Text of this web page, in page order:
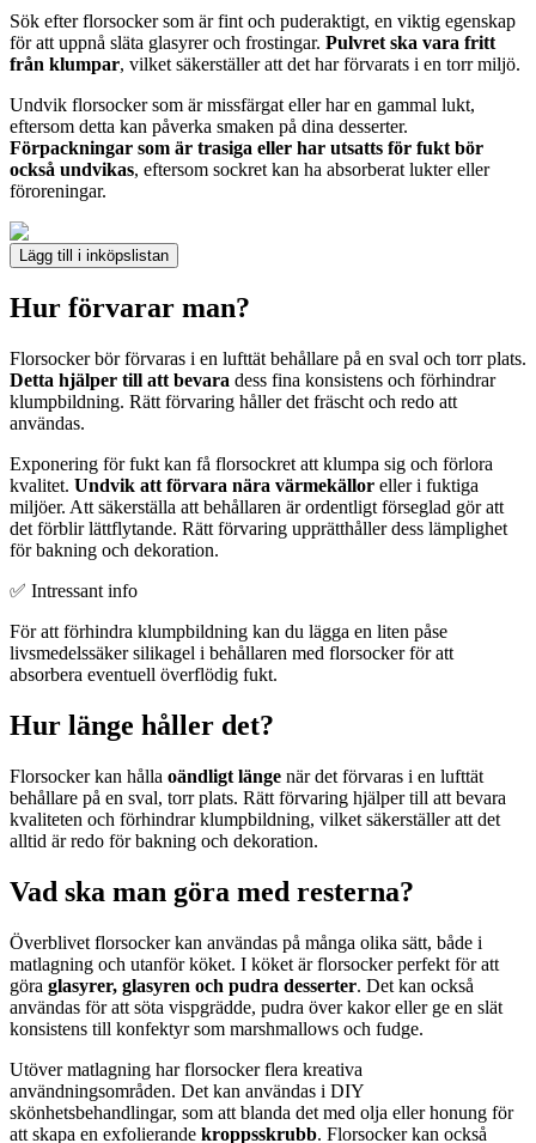
Sök efter florsocker som är fint och puderaktigt, en viktig egenskap
för att uppnå släta glasyrer och frostingar. Pulvret ska vara fritt
från klumpar, vilket säkerställer att det har förvarats i en torr miljö.
Undvik florsocker som är missfärgat eller har en gammal lukt,
eftersom detta kan påverka smaken på dina desserter.
Förpackningar som är trasiga eller har utsatts för fukt bör
också undvikas, eftersom sockret kan ha absorberat lukter eller
föroreningar.
Lägg till i inköpslistan
Hur förvarar man?
Florsocker bör förvaras i en lufttät behållare på en sval och torr plats.
Detta hjälper till att bevara dess fina konsistens och förhindrar
klumpbildning. Rätt förvaring håller det fräscht och redo att
användas.
Exponering för fukt kan få florsockret att klumpa sig och förlora
kvalitet. Undvik att förvara nära värmekällor eller i fuktiga
miljöer. Att säkerställa att behållaren är ordentligt förseglad gör att
det förblir lättflytande. Rätt förvaring upprätthåller dess lämplighet
för bakning och dekoration.
✅ Intressant info
För att förhindra klumpbildning kan du lägga en liten påse
livsmedelssäker silikagel i behållaren med florsocker för att
absorbera eventuell överflödig fukt.
Hur länge håller det?
Florsocker kan hålla oändligt länge när det förvaras i en lufttät
behållare på en sval, torr plats. Rätt förvaring hjälper till att bevara
kvaliteten och förhindrar klumpbildning, vilket säkerställer att det
alltid är redo för bakning och dekoration.
Vad ska man göra med resterna?
Överblivet florsocker kan användas på många olika sätt, både i
matlagning och utanför köket. I köket är florsocker perfekt för att
göra glasyrer, glasyren och pudra desserter. Det kan också
användas för att söta vispgrädde, pudra över kakor eller ge en slät
konsistens till konfektyr som marshmallows och fudge.
Utöver matlagning har florsocker flera kreativa
användningsområden. Det kan användas i DIY
skönhetsbehandlingar, som att blanda det med olja eller honung för
att skapa en exfolierande kroppsskrubb. Florsocker kan också